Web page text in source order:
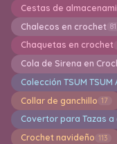
Cestas de
Chalecos en crochet 81
Chaquetas en crochet
Cola de Sirena en
Colección TSUM TSUM
Collar de ganchillo 17
Covertor para Tazas
Crochet navideño 113